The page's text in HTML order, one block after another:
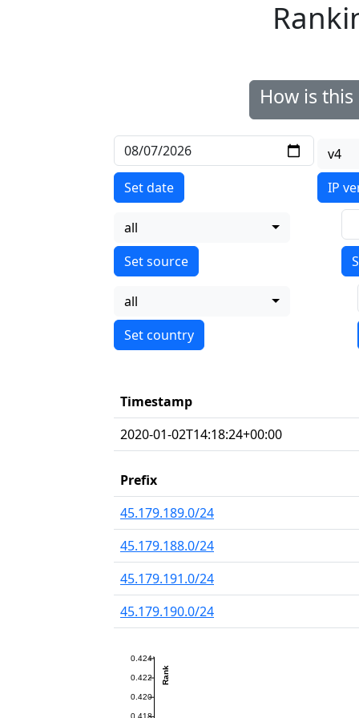
How is
Set date
v4
IP
all
all
Timestamp
2020-01-02T14:18:24+00:00
Prefix
45.179.189.0/24
45.179.188.0/24
45.179.191.0/24
45.179.190.0/24